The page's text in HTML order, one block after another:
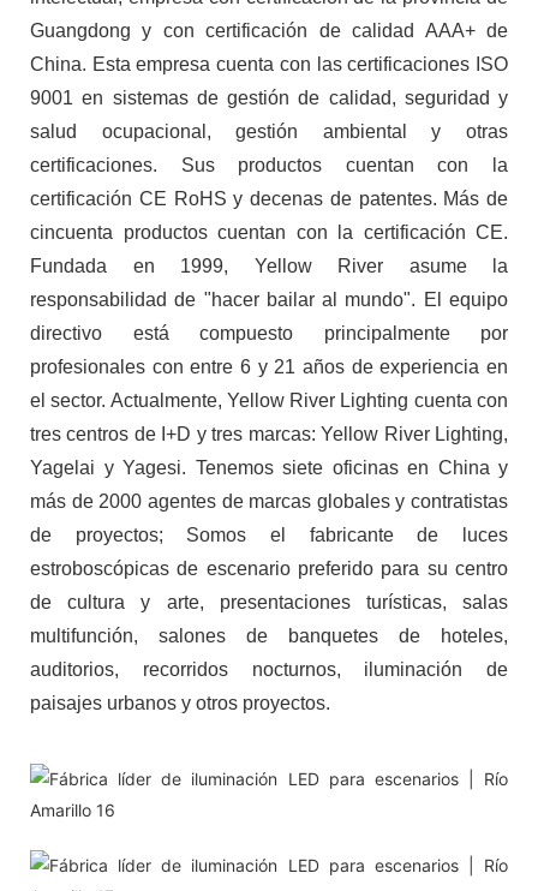
Guangdong y con certificación de calidad AAA+ de
China. Esta empresa cuenta con las certificaciones ISO
9001 en sistemas de gestión de calidad, seguridad y
salud ocupacional, gestión ambiental y otras
certificaciones. Sus productos cuentan con la
certificación CE RoHS y decenas de patentes. Más de
cincuenta productos cuentan con la certificación CE.
Fundada en 1999, Yellow River asume la
responsabilidad de "hacer bailar al mundo". El equipo
directivo está compuesto principalmente por
profesionales con entre 6 y 21 años de experiencia en
el sector. Actualmente, Yellow River Lighting cuenta con
tres centros de I+D y tres marcas: Yellow River Lighting,
Yagelai y Yagesi. Tenemos siete oficinas en China y
más de 2000 agentes de marcas globales y contratistas
de proyectos; Somos el fabricante de luces
estroboscópicas de escenario preferido para su centro
de cultura y arte, presentaciones turísticas, salas
multifunción, salones de banquetes de hoteles,
auditorios, recorridos nocturnos, iluminación de
paisajes urbanos y otros proyectos.